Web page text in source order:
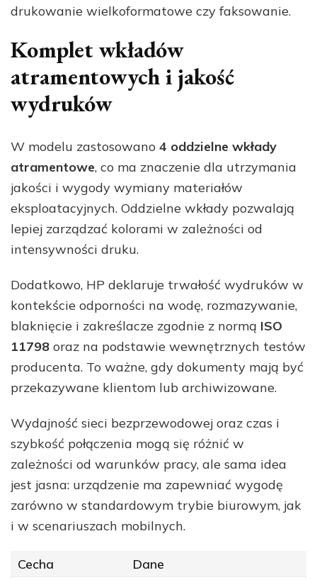
drukowanie wielkoformatowe czy faksowanie.
Komplet wkładów
atramentowych i jakość
wydruków
W modelu zastosowano 4 oddzielne wkłady
atramentowe, co ma znaczenie dla utrzymania
jakości i wygody wymiany materiałów
eksploatacyjnych. Oddzielne wkłady pozwalają
lepiej zarządzać kolorami w zależności od
intensywności druku.
Dodatkowo, HP deklaruje trwałość wydruków w
kontekście odporności na wodę, rozmazywanie,
blaknięcie i zakreślacze zgodnie z normą ISO
11798 oraz na podstawie wewnętrznych testów
producenta. To ważne, gdy dokumenty mają być
przekazywane klientom lub archiwizowane.
Wydajność sieci bezprzewodowej oraz czas i
szybkość połączenia mogą się różnić w
zależności od warunków pracy, ale sama idea
jest jasna: urządzenie ma zapewniać wygodę
zarówno w standardowym trybie biurowym, jak
i w scenariuszach mobilnych.
Cecha Dane